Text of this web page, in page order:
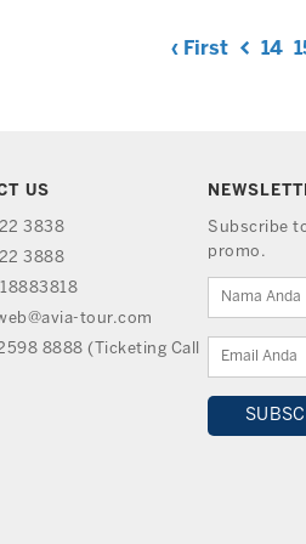
‹ First 14
US
3838
3888
tour.com
8888 (Ticketing Call
Subscribe
promo.